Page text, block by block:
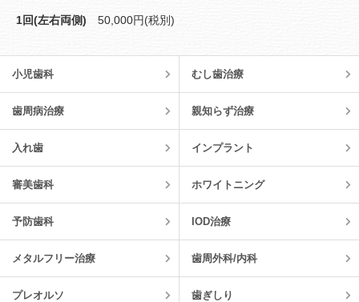
1回(左右両側) 50,000円(税別)
小児歯科 むし歯治療
歯周病治療 親知らず治療
入れ歯 インプラント
審美歯科 ホワイトニング
予防歯科 IOD治療
メタルフリー治療 歯周外科/内科
プレオルソ 歯ぎしり